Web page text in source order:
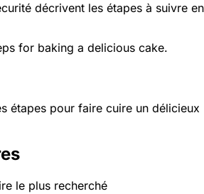
décrivent les étapes à suivre en
for baking a delicious cake.
étapes pour faire cuire un délicieux
le plus recherché